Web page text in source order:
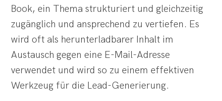
Book, ein Thema strukturiert und gleichzeitig
zugänglich und ansprechend zu vertiefen. Es
wird oft als herunterladbarer Inhalt im
Austausch gegen eine E-Mail-Adresse
verwendet und wird so zu einem effektiven
Werkzeug für die Lead-Generierung.